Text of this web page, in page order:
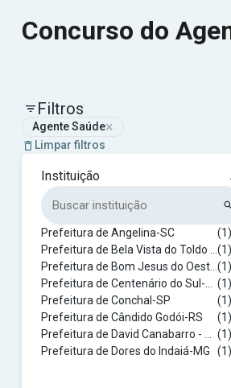
Concurso do
Filtros
Agente Saúde×
Limpar filtros
Instituição
Prefeitura de Angelina-SC
(1)
Prefeitura de Bela Vista do Toldo - SC
(1)
Prefeitura de Bom Jesus do Oeste-SC
(1)
Prefeitura de Centenário do Sul-PR(1)
Prefeitura de Conchal-SP
(1)
Prefeitura de Cândido Godói-RS
(1)
Prefeitura de David Canabarro - RS(1)
Prefeitura de Dores do Indaiá-MG
(1)